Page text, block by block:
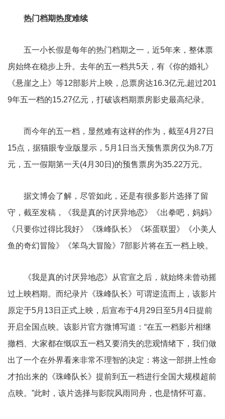
热门档期热度难续
五一小长假是每年的热门档期之一，近5年来，整体票
房始终在稳步上升。去年的五一档共5天，有《你的婚礼》
《悬崖之上》等12部影片上映，总票房达16.3亿元,超过201
9年五一档的15.27亿元，打破该档期票房影史最高纪录。
而今年的五一档，显然难有这样的作为，截至4月27日
15点，据猫眼专业版显示，5月1日当天预售票房仅为8.7万
元，五一假期第一天(4月30日)的预售票房为35.22万元。
据文博会了解，尽管如此，还是有很多影片选择了留
守，截至发稿，《我是真的讨厌异地恋》《出拳吧，妈妈》
《只要你过得比我好》《珠峰队长》《坏蛋联盟》《小美人
鱼的奇幻冒险》《笨鸟大冒险》7部影片将在五一档上映。
《我是真的讨厌异地恋》从官宣之后，就始终未曾动摇
过上映档期。而纪录片《珠峰队长》可谓逆流而上，该影片
原定于5月13日正式上映，后宣布于4月29日至5月4日提前
开启全国点映。该影片官方微博写道：“在五一档影片相继
撤档、大家都在慨叹五一档又要消失的悲观情绪下，我们做
出了一个在外界看来非常不理智的决定：将这一部拼上性命
才拍出来的《珠峰队长》提前到五一档进行全国大规模超前
点映。”此时，该片选择与影院风雨同舟，也是情怀可嘉。